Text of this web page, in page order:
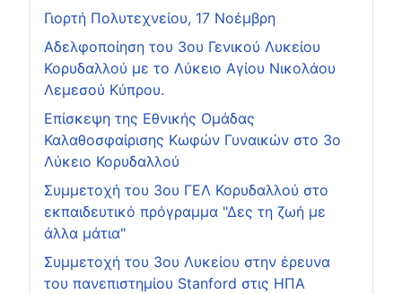
Γιορτή Πολυτεχνείου, 17 Νοέμβρη
Αδελφοποίηση του 3ου Γενικού Λυκείου
Κορυδαλλού με το Λύκειο Αγίου Νικολάου
Λεμεσού Κύπρου.
Επίσκεψη της Εθνικής Ομάδας
Καλαθοσφαίρισης Κωφών Γυναικών στο 3ο
Λύκειο Κορυδαλλού
Συμμετοχή του 3ου ΓΕΛ Κορυδαλλού στο
εκπαιδευτικό πρόγραμμα "Δες τη ζωή με
άλλα μάτια"
Συμμετοχή του 3ου Λυκείου στην έρευνα
του πανεπιστημίου Stanford στις ΗΠΑ